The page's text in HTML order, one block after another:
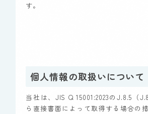
す。
個人情報の取扱いについて
当社は、JIS Q 15001:2023のJ.8.5（
ら直接書面によって取得する場合の